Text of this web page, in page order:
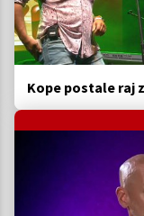
Kope postale raj